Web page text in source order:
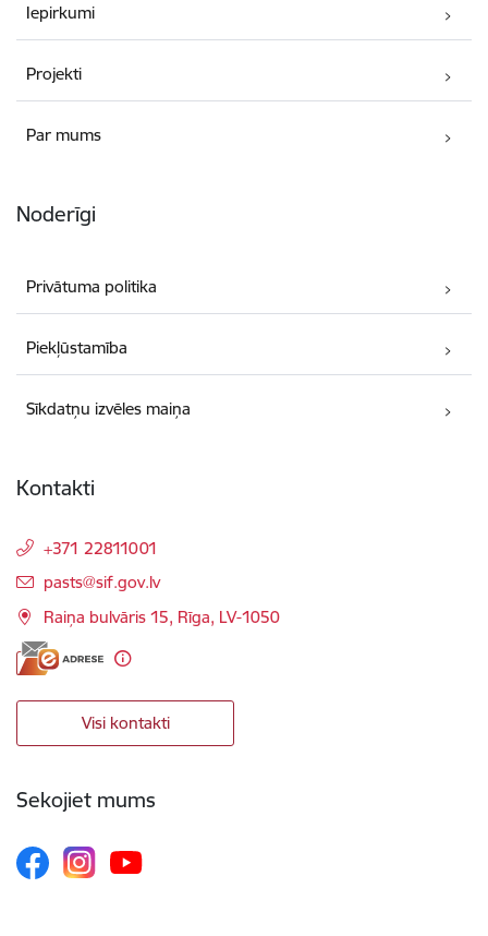
Iepirkumi
Projekti
Par mums
Noderīgi
Privātuma politika
Piekļūstamība
Sīkdatņu izvēles maiņa
Kontakti
+371 22811001
E-pasts:
pasts@sif.gov.lv
Raiņa bulvāris 15, Rīga, LV-1050
Visi kontakti
Sekojiet mums